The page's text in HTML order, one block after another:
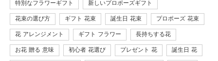
特別なフラワーギフト 新しいプロポーズギフト
花束の選び方 ギフト 花束 誕生日 花束 プロポーズ 花束
花 アレンジメント ギフト フラワー 長持ちする花
お花 贈る 意味 初心者 花選び プレゼント 花 誕生日 花